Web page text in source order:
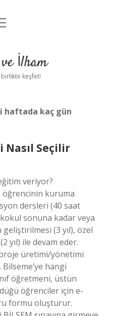
İlham
keşfet!
haftada kaç gün
Nasıl Seçilir
veriyor?
öğrencinin kuruma
dersleri (40 saat
sonuna kadar veya
(3 yıl), özel
yıl) ile devam eder.
üretimi/yönetimi
hangi
öğretmeni, üstün
öğrenciler için e-
formu oluşturur.